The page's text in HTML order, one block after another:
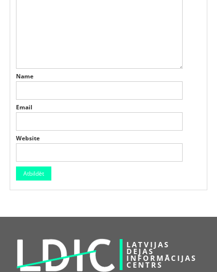
Name
Email
Website
LATVIJAS
DEJAS
INFORMĀCIJAS
CENTRS